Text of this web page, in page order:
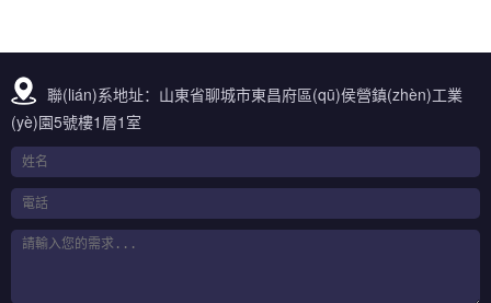
聯(lián)系地址：山東省聊城市東昌府區(qū)侯營鎮(zhèn)工業
(yè)園5號樓1層1室